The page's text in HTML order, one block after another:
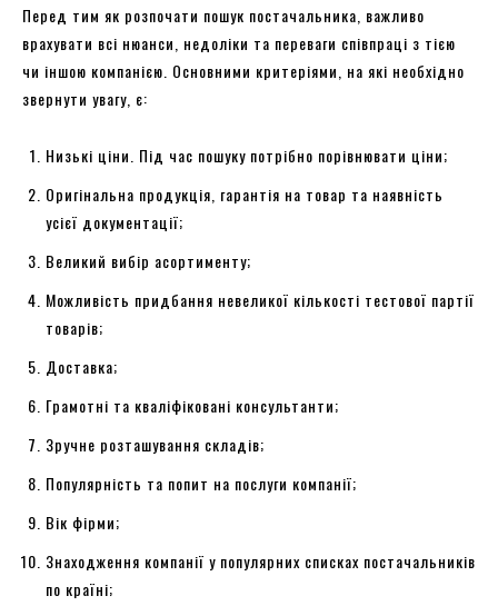
Перед тим як розпочати пошук постачальника, важливо
врахувати всі нюанси, недоліки та переваги співпраці з тією
чи іншою компанією. Основними критеріями, на які необхідно
звернути увагу, є:
Низькі ціни. Під час пошуку потрібно порівнювати ціни;
Оригінальна продукція, гарантія на товар та наявність
усієї документації;
Великий вибір асортименту;
Можливість придбання невеликої кількості тестової партії
товарів;
Доставка;
Грамотні та кваліфіковані консультанти;
Зручне розташування складів;
Популярність та попит на послуги компанії;
Вік фірми;
Знаходження компанії у популярних списках постачальників
по країні;